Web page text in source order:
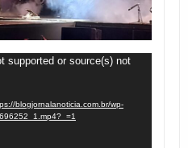
supported or source(s) not
blogjornalanoticia.com.br/wp-